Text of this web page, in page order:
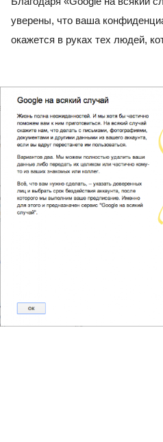
уверены, что ваша
окажется в руках тех людей,